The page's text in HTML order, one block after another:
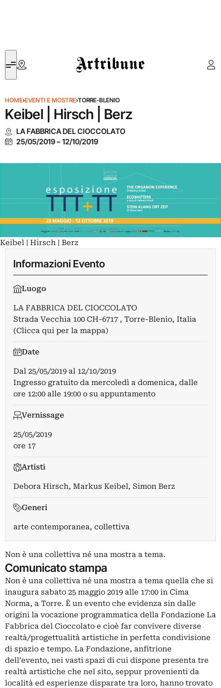
Artribune
HOME›EVENTI E MOSTRE›TORRE-BLENIO
Keibel | Hirsch | Berz
LA FABBRICA DEL CIOCCOLATO
25/05/2019–12/10/2019
Keibel | Hirsch | Berz
Informazioni Evento
Luogo
LA FABBRICA DEL CIOCCOLATO
Strada Vecchia 100 CH-6717 , Torre-Blenio, Italia
(Clicca qui per la mappa)
Date
Dal 25/05/2019 al 12/10/2019
Ingresso gratuito da mercoledì a domenica, dalle
ore 12:00 alle 19:00 o su appuntamento
Vernissage
25/05/2019
ore 17
Artisti
Debora Hirsch, Markus Keibel, Simon Berz
Generi
arte contemporanea, collettiva
Non è una collettiva né una mostra a tema.
Comunicato stampa
Non è una collettiva né una mostra a tema quella che si
inaugura sabato 25 maggio 2019 alle 17:00 in Cima
Norma, a Torre. È un evento che evidenza sin dalle
origini la vocazione programmatica della Fondazione La
Fabbrica del Cioccolato e cioè far convivere diverse
realtà/progettualità artistiche in perfetta condivisione
di spazio e tempo. La Fondazione, anfitrione
dell’evento, nei vasti spazi di cui dispone presenta tre
realtà artistiche che nel sito, seppur provenienti da
località ed esperienze disparate tra loro, hanno trovato